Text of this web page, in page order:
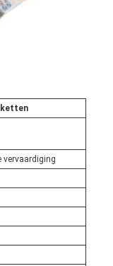
vervaardiging